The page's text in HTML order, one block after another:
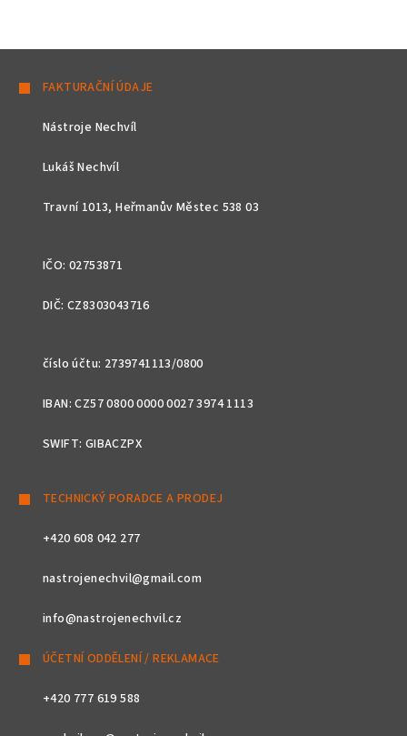
FAKTURAČNÍ ÚDAJE
Nástroje Nechvíl
Lukáš Nechvíl
Travní 1013, Heřmanův Městec 538 03
IČO: 02753871
DIČ: CZ8303043716
číslo účtu: 2739741113/0800
IBAN: CZ57 0800 0000 0027 3974 1113
SWIFT: GIBACZPX
TECHNICKÝ PORADCE A PRODEJ
+420 608 042 277
nastrojenechvil@gmail.com
info@nastrojenechvil.cz
ÚČETNÍ ODDĚLENÍ / REKLAMACE
+420 777 619 588